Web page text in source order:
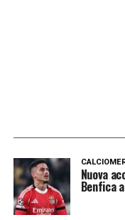
Nuova
Benfica